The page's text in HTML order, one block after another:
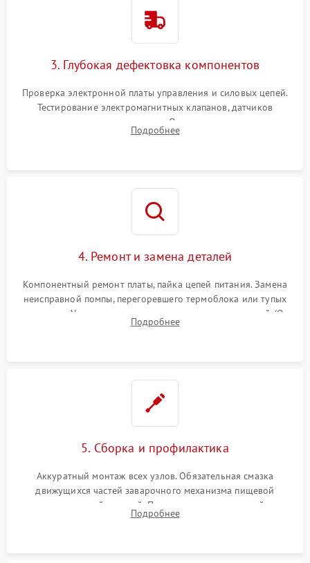
3. Глубокая дефектовка компонентов
Проверка электронной платы управления и силовых цепей.
Тестирование электромагнитных клапанов, датчиков
температуры и расходомера. Оценка степени износа
жерновов кофемолки, уплотнительных колец гидросистемы
Подробнее
4. Ремонт и замена деталей
Компонентный ремонт платы, пайка цепей питания. Замена
неисправной помпы, перегоревшего термоблока или тупых
жерновов. Установка новых силиконовых уплотнителей (O-
ring) и тефлоновых трубок для надежного устранения
Подробнее
5. Сборка и профилактика
Аккуратный монтаж всех узлов. Обязательная смазка
движущихся частей заварочного механизма пищевой
силиконовой смазкой. Проведение программной
декальцинации и очистки системы от кофейных масел.
Подробнее